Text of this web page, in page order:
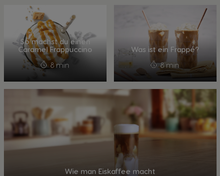
So machst du einen
Caramel Frappuccino
8 min
Was ist ein Frappé?
8 min
Wie man Eiskaffee macht